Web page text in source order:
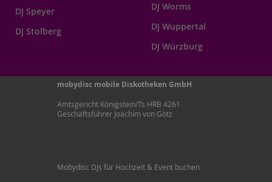
DJ Speyer
DJ Stolberg
DJ Worms
DJ Wuppertal
DJ Würzburg
mobydisc mobile Diskotheken GmbH
Amtsgericht Königstein/Ts HRB 4261
Geschäftsführer Joachim von Götz
Mobydisc DJs für Hochzeit & Event buchen